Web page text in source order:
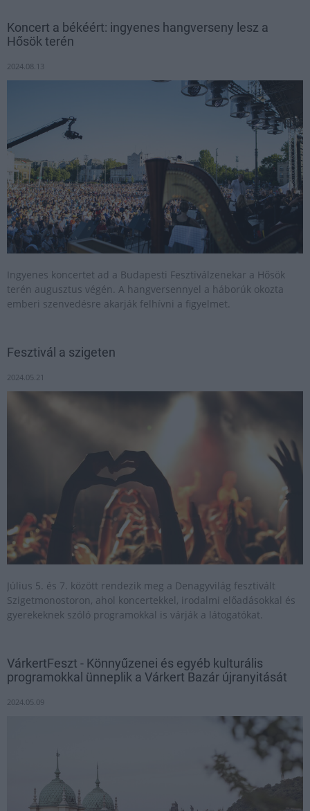
Koncert a békéért: ingyenes hangverseny lesz a
Hősök terén
2024.08.13
Ingyenes koncertet ad a Budapesti Fesztiválzenekar a Hősök
terén augusztus végén. A hangversennyel a háborúk okozta
emberi szenvedésre akarják felhívni a figyelmet.
Fesztivál a szigeten
2024.05.21
Július 5. és 7. között rendezik meg a Denagyvilág fesztivált
Szigetmonostoron, ahol koncertekkel, irodalmi előadásokkal és
gyerekeknek szóló programokkal is várják a látogatókat.
VárkertFeszt - Könnyűzenei és egyéb kulturális
programokkal ünneplik a Várkert Bazár újranyitását
2024.05.09